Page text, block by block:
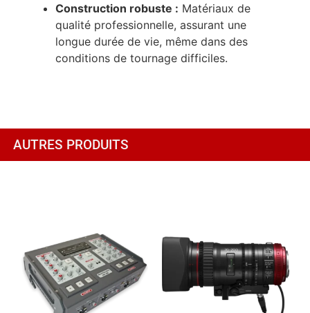
Construction robuste : Matériaux de
qualité professionnelle, assurant une
longue durée de vie, même dans des
conditions de tournage difficiles.
AUTRES PRODUITS